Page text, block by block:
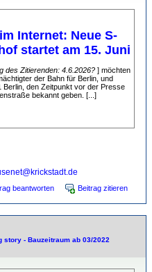
Internet: Neue S-
startet am 15. Juni
des Zitierenden: 4.6.2026? ] möchten
der Bahn für Berlin, und
den Zeitpunkt vor der Presse
bekannt geben. [...]
beantworten Beitrag zitieren
story - Bauzeitraum ab 03/2022